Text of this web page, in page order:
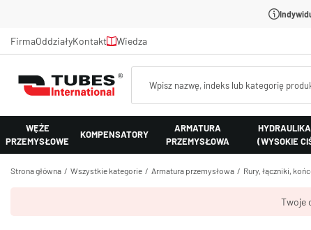
FirmaOddziałyKontakt Wiedza
WĘŻE
PRZEMYSŁOWE
KOMPENSATORY
ARMATURA
PRZEMYSŁOWA
(WYSOKIE
Strona główna Wszystkie kategorie Armatura przemysłowa Rury, łączniki,
Twoje